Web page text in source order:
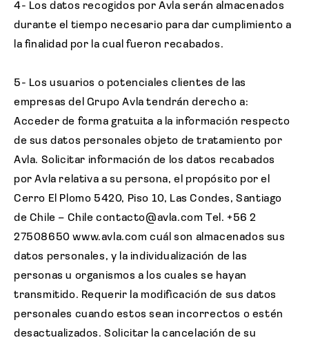
4- Los datos recogidos por Avla serán almacenados
durante el tiempo necesario para dar cumplimiento a
la finalidad por la cual fueron recabados.
5- Los usuarios o potenciales clientes de las
empresas del Grupo Avla tendrán derecho a:
Acceder de forma gratuita a la información respecto
de sus datos personales objeto de tratamiento por
Avla. Solicitar información de los datos recabados
por Avla relativa a su persona, el propósito por el
Cerro El Plomo 5420, Piso 10, Las Condes, Santiago
de Chile – Chile contacto@avla.com Tel. +56 2
27508650 www.avla.com cuál son almacenados sus
datos personales, y la individualización de las
personas u organismos a los cuales se hayan
transmitido. Requerir la modificación de sus datos
personales cuando estos sean incorrectos o estén
desactualizados. Solicitar la cancelación de su